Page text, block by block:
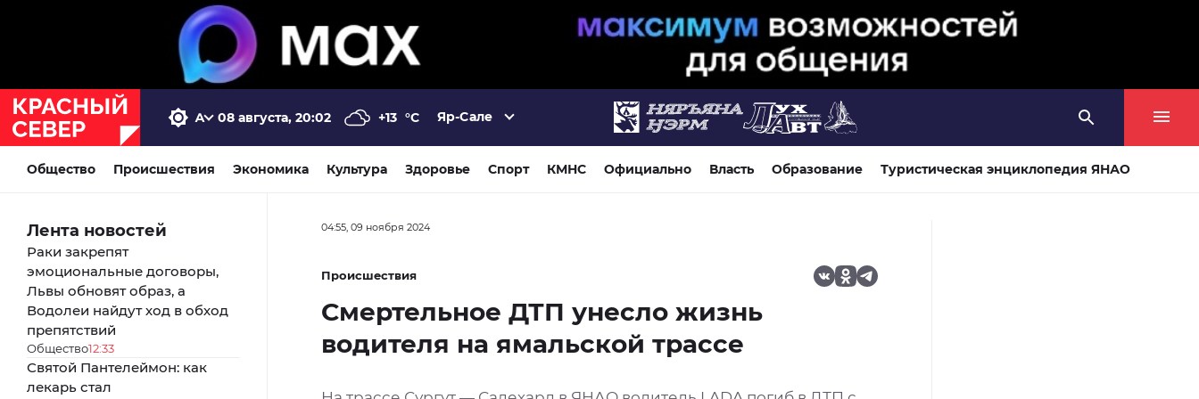
08 августа, 20:02 +13 °C Яр-Сале
Общество Происшествия Экономика Культура Здоровье Спорт КМНС Официально Власть Образование Туристическая энциклопедия ЯНАО
Лента новостей
Раки закрепят
эмоциональные договоры,
Львы обновят образ, а
Водолеи найдут ход в обход
препятствий
Общество12:33
Святой Пантелеймон: как
лекарь стал
04:55, 09 ноября 2024
Происшествия
Смертельное ДТП унесло жизнь
водителя на ямальской трассе